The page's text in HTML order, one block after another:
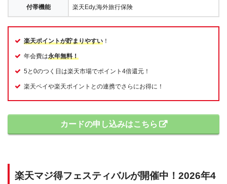
付帯機能 楽天Edy,海外旅行保険
楽天ポイントが貯まりやすい ！
年会費は永年無料！
5と0のつく日は楽天市場でポイント4倍還元！
楽天ペイや楽天ポイントとの連携でさらにお得に！
カードの申し込みはこちら
楽天マジ得フェスティバルが開催中！2026年4